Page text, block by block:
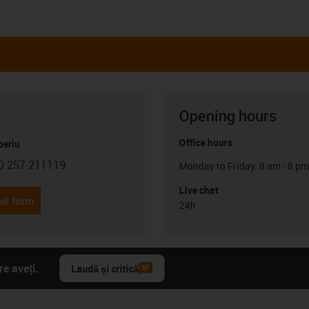
phone
257 211119
form
Opening hours
Office hours
Monday to Friday: 8 am - 8 pm
Live chat
24h
aveți. Laudă și critică